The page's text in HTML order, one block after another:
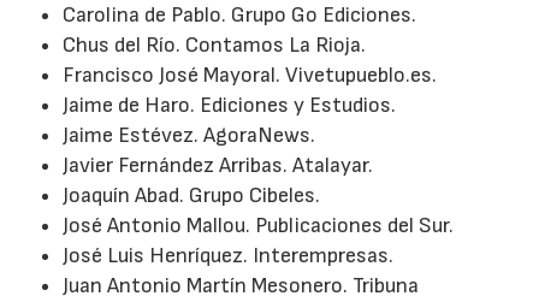
Carolina de Pablo. Grupo Go Ediciones.
Chus del Río. Contamos La Rioja.
Francisco José Mayoral. Vivetupueblo.es.
Jaime de Haro. Ediciones y Estudios.
Jaime Estévez. AgoraNews.
Javier Fernández Arribas. Atalayar.
Joaquín Abad. Grupo Cibeles.
José Antonio Mallou. Publicaciones del Sur.
José Luis Henríquez. Interempresas.
Juan Antonio Martín Mesonero. Tribuna